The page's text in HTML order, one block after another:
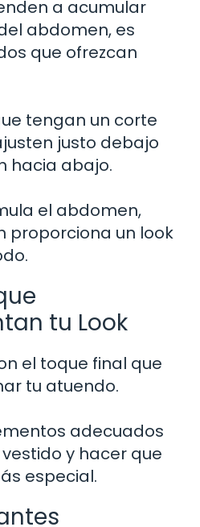
a acumular
abdomen, es
que ofrezcan
tengan un corte
justo debajo
hacia abajo.
el abdomen,
proporciona un look
tu Look
el toque final que
tu atuendo.
adecuados
y hacer que
especial.